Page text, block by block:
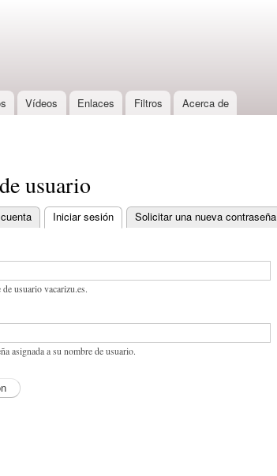
Vídeos Enlaces Filtros Acerca de
usuario
Iniciar sesión (active tab)
Solicitar una nueva contraseña
usuario vacarizu.es.
asignada a su nombre de usuario.